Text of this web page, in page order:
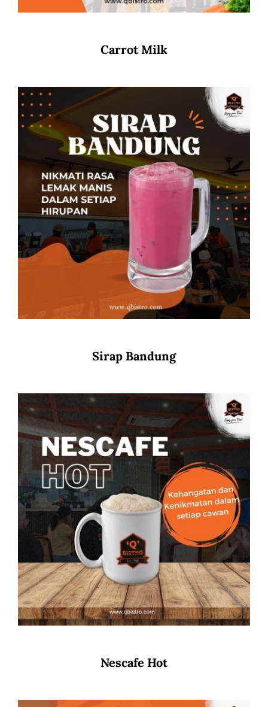
Carrot Milk
Sirap Bandung
Nescafe Hot